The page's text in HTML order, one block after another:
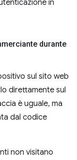
in
durante
sul sito web
direttamente sul
è uguale, ma
dal codice
non visitano